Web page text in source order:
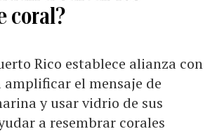
coral?
Rico establece alianza con
el mensaje de
y usar vidrio de sus
a resembrar corales